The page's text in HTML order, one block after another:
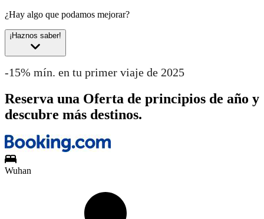
¿Hay algo que podamos mejorar?
¡Haznos saber!
-15% mín. en tu primer viaje de 2025
Reserva una Oferta de principios de año y
descubre más destinos.
Wuhan